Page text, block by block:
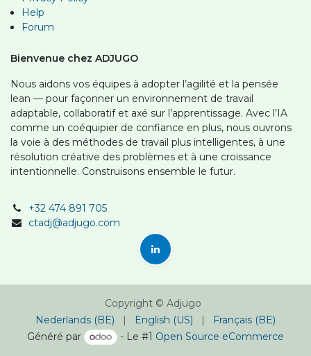
Help
Forum
Bienvenue chez ADJUGO
Nous aidons vos équipes à adopter l’agilité et la pensée
lean — pour façonner un environnement de travail
adaptable, collaboratif et axé sur l’apprentissage. Avec l’IA
comme un coéquipier de confiance en plus, nous ouvrons
la voie à des méthodes de travail plus intelligentes, à une
résolution créative des problèmes et à une croissance
intentionnelle. Construisons ensemble le futur.
+32 474 891 705
ctadj@adjugo.com
Copyright © Adjugo
Nederlands (BE)
| English (US) |
Français (BE)
Généré par
- Le #1 Open Source eCommerce